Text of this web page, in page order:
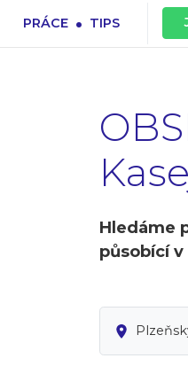
PRÁCE . TIPS
Hledáme
působící